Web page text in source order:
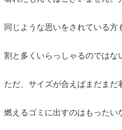
同じような思いをされている方
割と多くいらっしゃるのではな
ただ、サイズが合えばまだまだ
燃えるゴミに出すのはもったい